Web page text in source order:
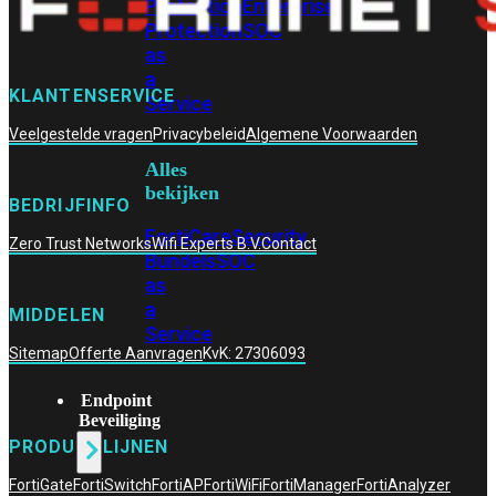
ProtectionEnterprise
ProtectionSOC
as
a
Service
Alles
bekijken
FortiCareSecurity
BundelsSOC
as
a
Service
Endpoint
Beveiliging
KLANTENSERVICE
Veelgestelde vragenPrivacybeleidAlgemene Voorwaarden
BEDRIJFINFO
Zero Trust NetworksWifi Experts B.V.Contact
MIDDELEN
SitemapOfferte AanvragenKvK: 27306093
PRODUCTLIJNEN
FortiGateFortiSwitchFortiAPFortiWiFiFortiManagerFortiAnalyzer